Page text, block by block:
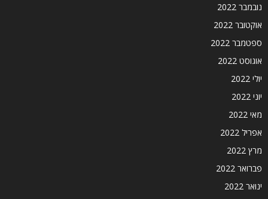
נובמבר 2022
אוקטובר 2022
ספטמבר 2022
אוגוסט 2022
יולי 2022
יוני 2022
מאי 2022
אפריל 2022
מרץ 2022
פברואר 2022
ינואר 2022